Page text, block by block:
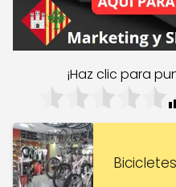
¡Haz clic para